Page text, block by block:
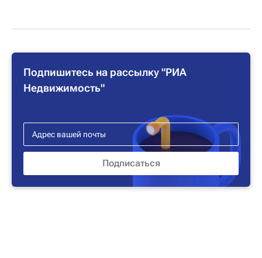
Подпишитесь на рассылку "РИА
Недвижимость"